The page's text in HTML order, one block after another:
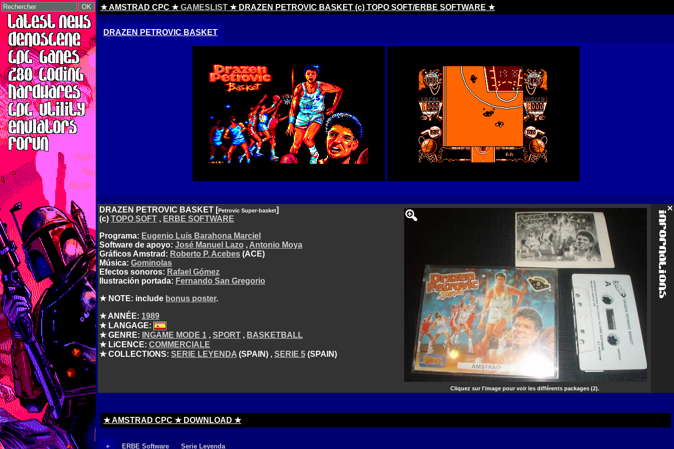
★ AMSTRAD CPC ★GAMESLIST ★ DRAZEN PETROVIC BASKET (c) TOPO SOFT/ERBE SOFTWARE ★
DRAZEN PETROVIC BASKET
DRAZEN PETROVIC BASKET [Petrovic Super-basket]
(c) TOPO SOFT , ERBE SOFTWARE
Programa: Eugenio Luís Barahona Marciel
Software de apoyo: José Manuel Lazo , Antonio Moya
Gráficos Amstrad: Roberto P. Acebes (ACE)
Música: Gominolas
Efectos sonoros: Rafael Gómez
Ilustración portada: Fernando San Gregorio
★ NOTE: include bonus poster.
★ ANNÉE: 1989
★ LANGAGE:
★ GENRE:
INGAME MODE 1 , SPORT , BASKETBALL
★ LiCENCE: COMMERCIALE
★ COLLECTIONS: SERIE LEYENDA (SPAIN) , SERIE 5 (SPAIN)
Cliquez sur l'image pour voir les différents packages (2).
★ AMSTRAD CPC ★ DOWNLOAD ★
+ ERBE Software Serie Leyenda